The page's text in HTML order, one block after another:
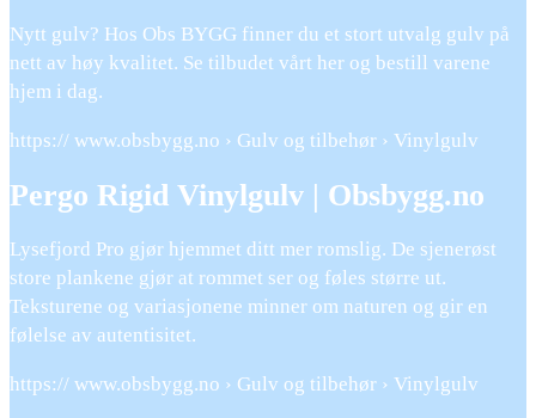
Nytt gulv? Hos Obs BYGG finner du et stort utvalg gulv på
nett av høy kvalitet. Se tilbudet vårt her og bestill varene
hjem i dag.
https:// www.obsbygg.no › Gulv og tilbehør › Vinylgulv
Pergo Rigid Vinylgulv | Obsbygg.no
Lysefjord Pro gjør hjemmet ditt mer romslig. De sjenerøst
store plankene gjør at rommet ser og føles større ut.
Teksturene og variasjonene minner om naturen og gir en
følelse av autentisitet.
https:// www.obsbygg.no › Gulv og tilbehør › Vinylgulv